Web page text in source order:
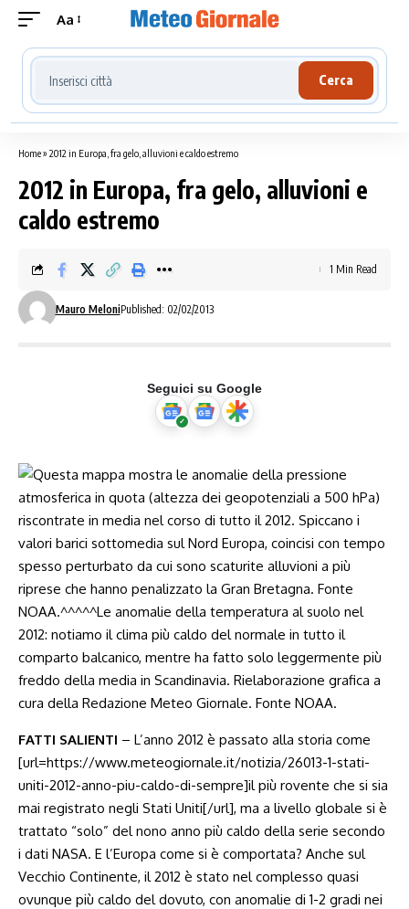
Aa
Cerca località meteo
Cerca
Home» 2012 in Europa, fra gelo, alluvioni e caldo estremo
2012 in Europa, fra gelo, alluvioni e
caldo estremo
Mauro MeloniPublished: 02/02/2013
1 Min Read
Seguici su Google
FATTI SALIENTI – L’anno 2012 è passato alla storia come
[url=https://www.meteogiornale.it/notizia/26013-1-stati-
uniti-2012-anno-piu-caldo-di-sempre]il più rovente che si sia
mai registrato negli Stati Uniti[/url], ma a livello globale si è
trattato “solo” del nono anno più caldo della serie secondo
i dati NASA. E l’Europa come si è comportata? Anche sul
Vecchio Continente, il 2012 è stato nel complesso quasi
ovunque più caldo del dovuto, con anomalie di 1-2 gradi nei